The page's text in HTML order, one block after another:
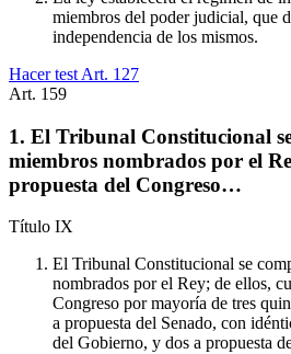
miembros del poder judicial, que
independencia de los mismos.
Hacer test Art. 127
Art. 159
1. El Tribunal Constitucional
miembros nombrados por el
propuesta del Congreso…
Título IX
El Tribunal Constitucional se
nombrados por el Rey; de ellos,
Congreso por mayoría de tres
a propuesta del Senado, con
del Gobierno, y dos a propuesta